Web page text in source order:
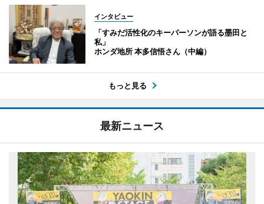
インタビュー
「すみだ活性化のキーパーソンが語る墨田と
私」
ホンダ地所 本多信悟さん（中編）
もっと見る
最新ニュース